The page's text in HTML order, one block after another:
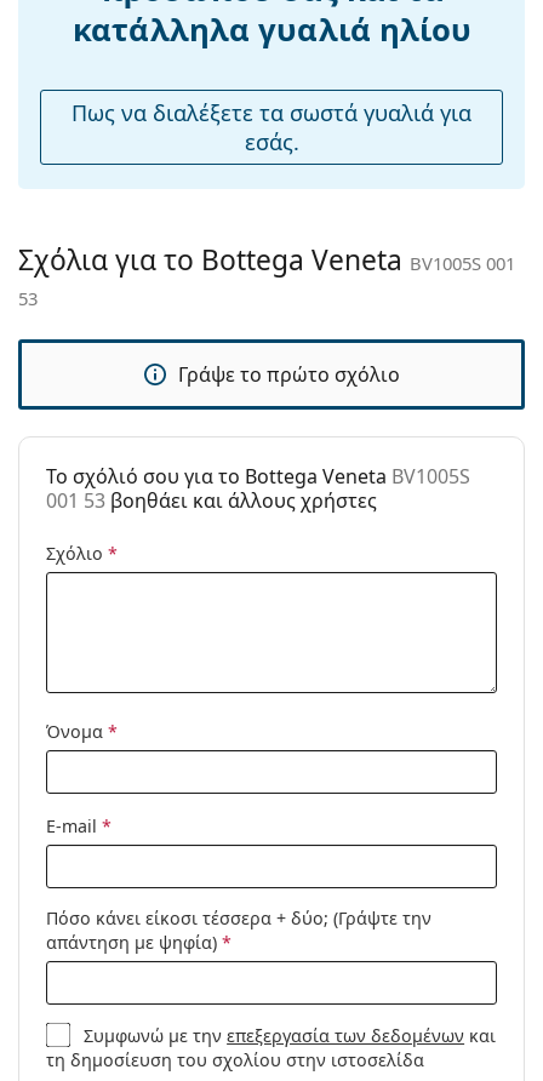
μαξιλάρια
Όχι
άρθρωση:
Όχι
Αξεσουάρ
Πανί
καθαρισμού:
Ναι
Άλλα
Γυναικεία
Χρήση:
Μόδα
Προϊόντος /
κατάλληλα γυαλιά ηλίου
Πως να διαλέξετε τα σωστά γυαλιά για
εσάς.
Σχόλια για το Bottega Veneta BV1005S 001
53
Γράψε το πρώτο σχόλιο
To σχόλιό σου για το Bottega Veneta BV1005S
001 53 βοηθάει και άλλους χρήστες
Σχόλιο *
Όνομα *
E-mail *
Πόσο κάνει είκοσι τέσσερα + δύο; (Γράψτε την
απάντηση με ψηφία) *
Συμφωνώ με τηνεπεξεργασία των δεδομένων και
τη δημοσίευση του σχολίου στην ιστοσελίδα